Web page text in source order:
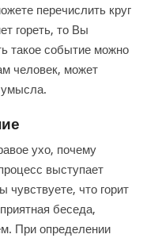
перечислить круг
гореть, то Вы
такое событие можно
человек, может
умысла.
ухо, почему
выступает
чувствуете, что горит
беседа,
При определении